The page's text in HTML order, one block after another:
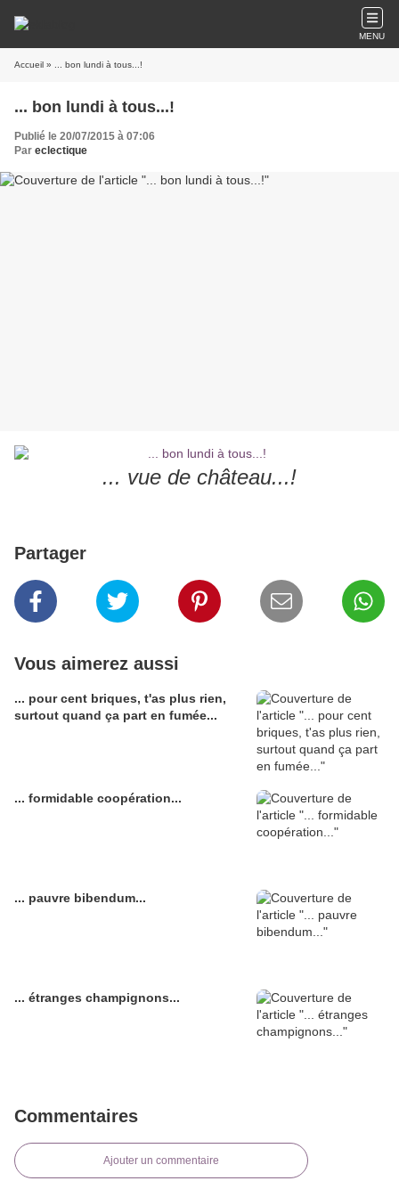
MENU
Accueil » ... bon lundi à tous...!
... bon lundi à tous...!
Publié le 20/07/2015 à 07:06
Par eclectique
... vue de château...!
Partager
Vous aimerez aussi
... pour cent briques, t'as plus rien,
surtout quand ça part en fumée...
... formidable coopération...
... pauvre bibendum...
... étranges champignons...
Commentaires
Ajouter un commentaire